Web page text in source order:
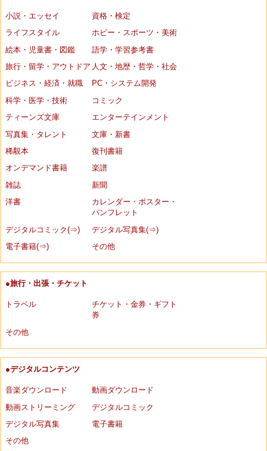
小説・エッセイ
資格・検定
ライフスタイル
ホビー・スポーツ・美術
絵本・児童書・図鑑
語学・学習参考書
旅行・留学・アウトドア 人文・地歴・哲学・社会
ビジネス・経済・就職
PC・システム開発
科学・医学・技術
コミック
ティーンズ文庫
エンターテインメント
写真集・タレント
文庫・新書
稀覯本
復刊書籍
オンデマンド書籍
楽譜
雑誌
新聞
洋書
カレンダー・ポスター・
パンフレット
デジタルコミック(⇒)
デジタル写真集(⇒)
電子書籍(⇒)
その他
●旅行・出張・チケット
トラベル
チケット・金券・ギフト
券
その他
●デジタルコンテンツ
音楽ダウンロード
動画ダウンロード
動画ストリーミング
デジタルコミック
デジタル写真集
電子書籍
その他